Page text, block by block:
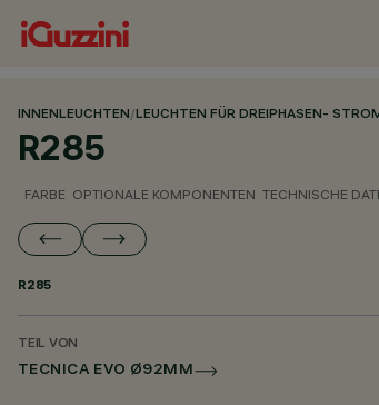
INNENLEUCHTEN/LEUCHTEN FÜR DREIPHASEN-
R285
FARBE OPTIONALE KOMPONENTEN TECHNISCHE
R285
TEIL VON
TECNICA EVO Ø92MM